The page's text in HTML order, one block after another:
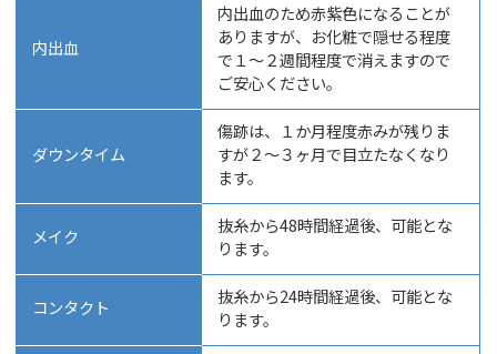
内出血
内出血のため赤紫色になることが
ありますが、お化粧で隠せる程度
で１〜２週間程度で消えますので
ご安心ください。
ダウンタイム
傷跡は、１か月程度赤みが残りま
すが２〜３ヶ月で目立たなくなり
ます。
メイク
抜糸から48時間経過後、可能とな
ります。
コンタクト
抜糸から24時間経過後、可能とな
ります。